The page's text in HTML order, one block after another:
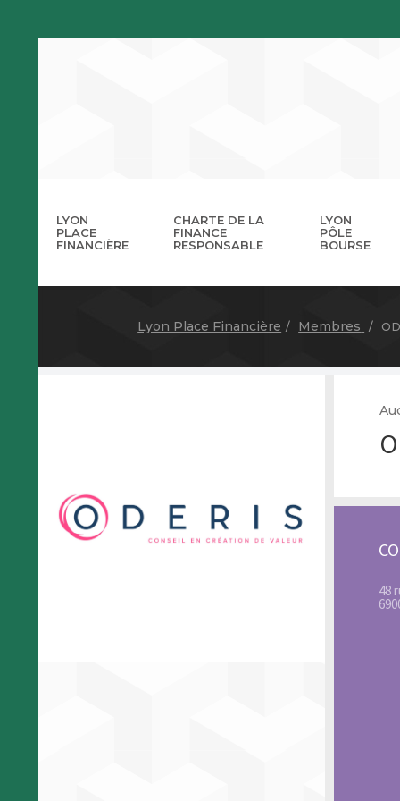
LYON
PLACE
FINANCIÈRE
La
CHARTE DE LA
FINANCE
RESPONSABLE
LYON
PÔLE
BOURSE
Lyon Place Financière Membres
48